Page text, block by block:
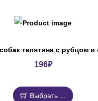
196₽
Выбрать ...